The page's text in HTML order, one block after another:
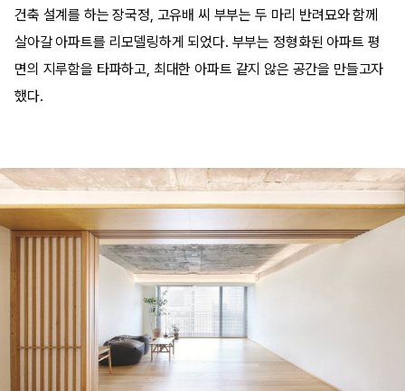
건축 설계를 하는 장국정 고유배 씨 부부는 두 마리 반려묘와 함께
살아갈 아파트를 리모델링하게 되었다. 부부는 정형화된 아파트 평
면의 지루함을 타파하고 최대한 아파트 같지 않은 공간을 만들고자
했다.